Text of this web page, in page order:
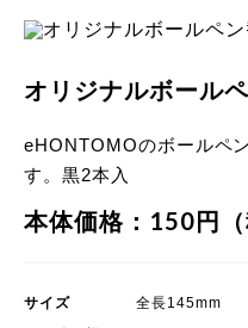
オリジナルボール
eHONTOMOのボールペ
す。黒2本入
本体価格：150円（
サイズ
全長145mm